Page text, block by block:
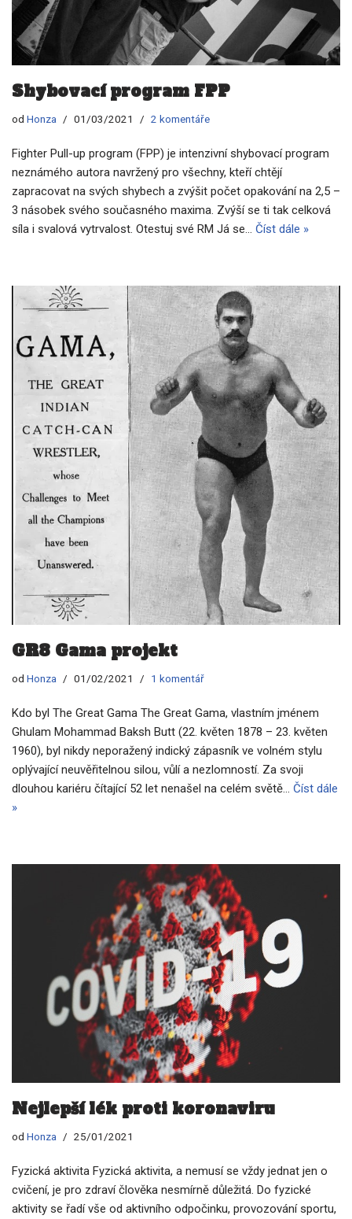
Shybovací program FPP
od Honza 01/03/2021 2 komentáře
Fighter Pull-up program (FPP) je intenzivní shybovací program
neznámého autora navržený pro všechny, kteří chtějí
zapracovat na svých shybech a zvýšit počet opakování na 2,5 –
3 násobek svého současného maxima. Zvýší se ti tak celková
síla i svalová vytrvalost. Otestuj své RM Já se… Číst dále »
GR8 Gama projekt
od Honza 01/02/2021 1 komentář
Kdo byl The Great Gama The Great Gama, vlastním jménem
Ghulam Mohammad Baksh Butt (22. květen 1878 – 23. květen
1960), byl nikdy neporažený indický zápasník ve volném stylu
oplývající neuvěřitelnou silou, vůlí a nezlomností. Za svoji
dlouhou kariéru čítající 52 let nenašel na celém světě… Číst dále
»
Nejlepší lék proti koronaviru
od Honza 25/01/2021
Fyzická aktivita Fyzická aktivita, a nemusí se vždy jednat jen o
cvičení, je pro zdraví člověka nesmírně důležitá. Do fyzické
aktivity se řadí vše od aktivního odpočinku, provozování sportu,